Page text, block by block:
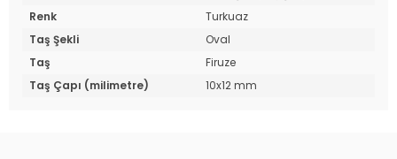
Renk
Turkuaz
Taş Şekli
Oval
Taş
Firuze
Taş Çapı (milimetre)
10x12 mm